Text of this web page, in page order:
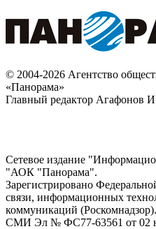
© 2004-2026 Агентство
«Панорама»
Главный редактор Агафонов
Сетевое издание
"АОК "Панорама".
Зарегистрировано
связи, информационных
коммуникаций
СМИ Эл № ФС77-63561 от 02